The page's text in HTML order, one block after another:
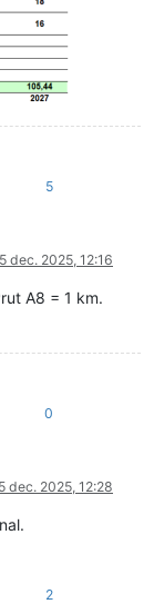
5
dec. 2025, 12:16
A8 = 1 km.
0
dec. 2025, 12:28
2